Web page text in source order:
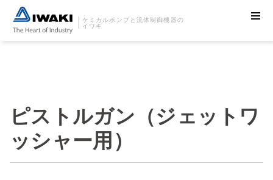
ケミカルポンプと流体制御機器の
イワキ
ピストルガン（ジェットワ
ッシャー用）